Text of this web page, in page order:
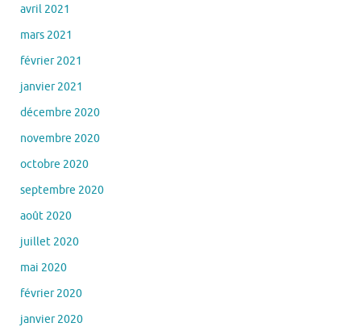
avril 2021
mars 2021
février 2021
janvier 2021
décembre 2020
novembre 2020
octobre 2020
septembre 2020
août 2020
juillet 2020
mai 2020
février 2020
janvier 2020